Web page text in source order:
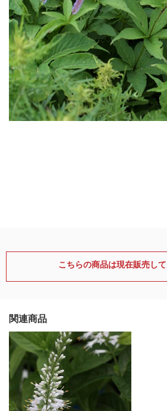
こちらの商品は現在販売し
関連商品